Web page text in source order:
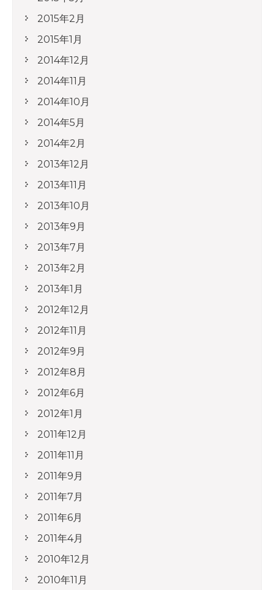
2015年2月
2015年1月
2014年12月
2014年11月
2014年10月
2014年5月
2014年2月
2013年12月
2013年11月
2013年10月
2013年9月
2013年7月
2013年2月
2013年1月
2012年12月
2012年11月
2012年9月
2012年8月
2012年6月
2012年1月
2011年12月
2011年11月
2011年9月
2011年7月
2011年6月
2011年4月
2010年12月
2010年11月